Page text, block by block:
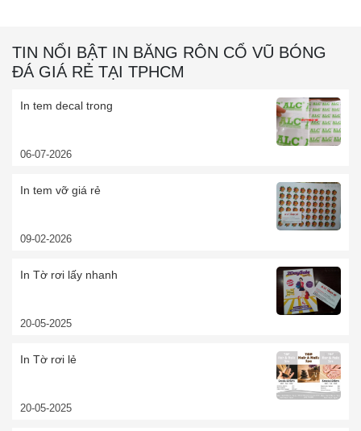
TIN NỔI BẬT IN BĂNG RÔN CỔ VŨ BÓNG
ĐÁ GIÁ RẺ TẠI TPHCM
In tem decal trong
06-07-2026
In tem vỡ giá rẻ
09-02-2026
In Tờ rơi lấy nhanh
20-05-2025
In Tờ rơi lẻ
20-05-2025